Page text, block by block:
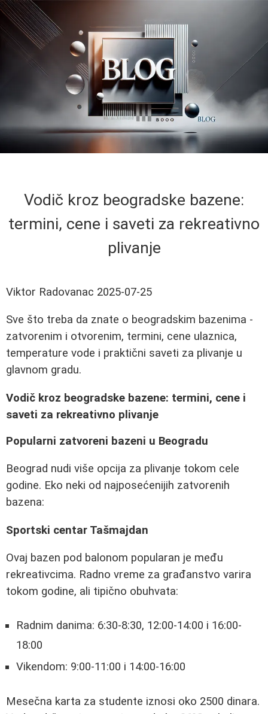
Vodič kroz beogradske bazene:
termini, cene i saveti za rekreativno
plivanje
Viktor Radovanac 2025-07-25
Sve što treba da znate o beogradskim bazenima -
zatvorenim i otvorenim, termini, cene ulaznica,
temperature vode i praktični saveti za plivanje u
glavnom gradu.
Vodič kroz beogradske bazene: termini, cene i
saveti za rekreativno plivanje
Popularni zatvoreni bazeni u Beogradu
Beograd nudi više opcija za plivanje tokom cele
godine. Eko neki od najposećenijih zatvorenih
bazena:
Sportski centar Tašmajdan
Ovaj bazen pod balonom popularan je među
rekreativcima. Radno vreme za građanstvo varira
tokom godine, ali tipično obuhvata:
Radnim danima: 6:30-8:30, 12:00-14:00 i 16:00-
18:00
Vikendom: 9:00-11:00 i 14:00-16:00
Mesečna karta za studente iznosi oko 2500 dinara.